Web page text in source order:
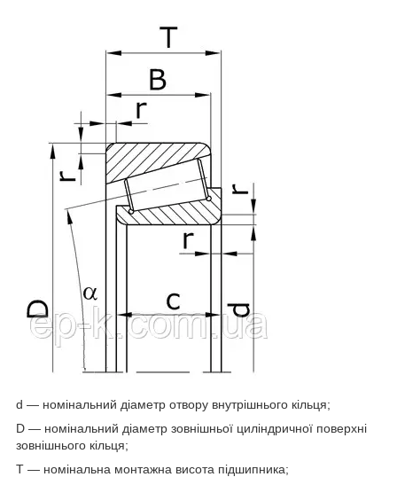
d — номінальний діаметр отвору внутрішнього кільця;
D — номінальний діаметр зовнішньої циліндричної поверхні
зовнішнього кільця;
T — номінальна монтажна висота підшипника;